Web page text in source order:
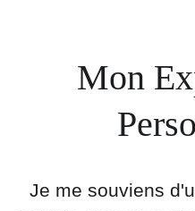
Mon
Je me souviens